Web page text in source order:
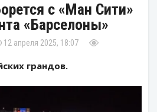
с «Ман Сити»
«Барселоны»
12 апреля 2025, 18:07
грандов.